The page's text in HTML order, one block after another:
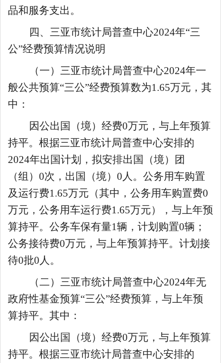
品和服务支出 。
四、 三亚市统计局普查中心2024年“三
公”经费预算情况说明
（一）三亚市统计局普查中心2024年一
般公共预算“三公”经费预算数为1.65万元，其
中：
因公出国（境）经费0万元 ，与上年预算
持平。根据三亚市统计局普查中心安排的
2024年出国计划， 拟安排出国（境）
团
（组 ） 0次，出国（境） 0 人。公务用车购置
及运行费1.65万元（其中， 公务用车购置费0
万元 ，公务用车运行费1.65万元） ，与 上年预
算持平。 公务车保有量1辆，计划购置0辆 ；
公务接待费0万元，与 上年预算持平。 计划接
待0批0 人 。
（二） 三亚市统计局普查中心2024年无
政府性基金预算“三公”经费预算 ， 与 上年预
算持平。 其中：
因公出国（境）经费0万元 ，与上年预算
持平。根据三亚市统计局普查中心安排的